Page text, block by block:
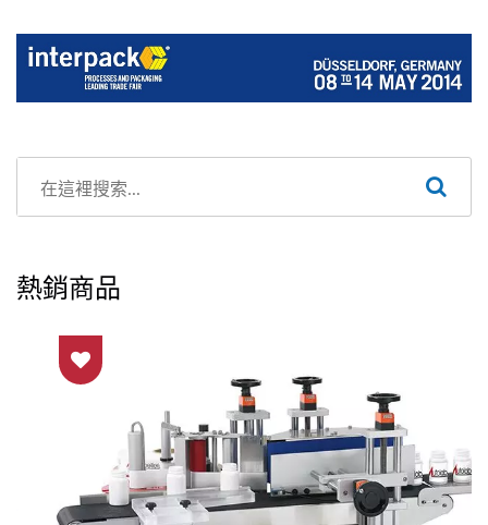
熱銷商品